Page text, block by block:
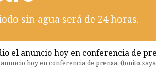
sin agua será de 24 horas.
hoy en conferencia de prensa.